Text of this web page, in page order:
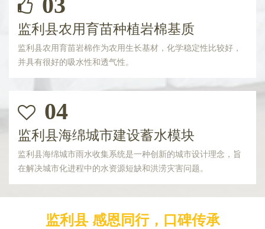
监利县农用育苗种植岩棉基质
监利县农用育苗岩棉作为农用生长基材，化学稳定性比较好，
并具有很好的吸水性和透气性。
04
监利县海绵城市建设蓄水模块
监利县海绵城市雨水收集系统是一种创新的城市设计理念，旨
在解决城市化进程中的水资源短缺和洪涝灾害问题。
监利县 感恩同行，口碑传承